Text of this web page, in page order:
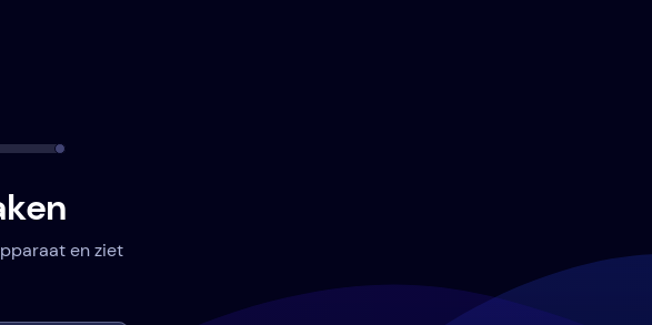
en ziet